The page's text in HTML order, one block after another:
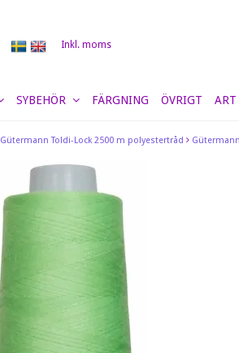
Gütermann Toldi-Lock 2500 m polyestertråd
Inkl. moms
SYBEHÖR FÄRGNING ÖVRIGT ART